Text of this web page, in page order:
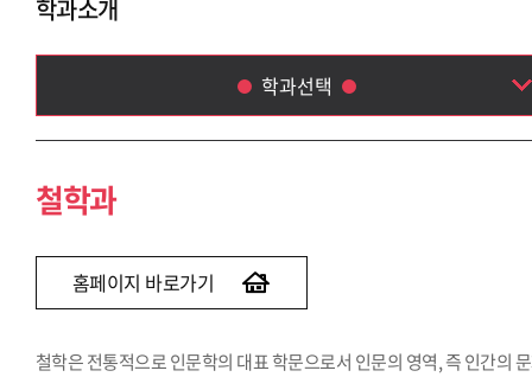
학과소개
학과선택
철학과
철학과
홈페이지 바로가기
철학은 전통적으로 인문학의 대표 학문으로서 인문의 영역, 즉 인간의